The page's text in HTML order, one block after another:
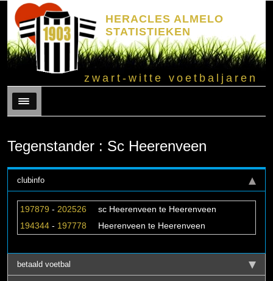
HERACLES ALMELO
STATISTIEKEN
zwart-witte voetbaljaren
Menu
Tegenstander : Sc Heerenveen
clubinfo
197879 - 202526
sc Heerenveen te Heerenveen
194344 - 197778 Heerenveen te Heerenveen
betaald voetbal